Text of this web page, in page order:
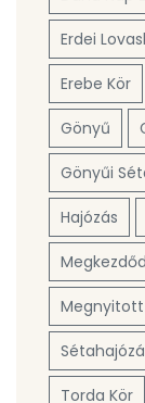
Erdei
Erebe Kör
Gönyű
Gönyűi
Hajózás
Megnyitott
Torda Kör